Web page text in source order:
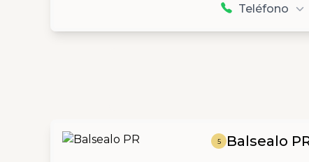
Teléfono
5 Balsealo